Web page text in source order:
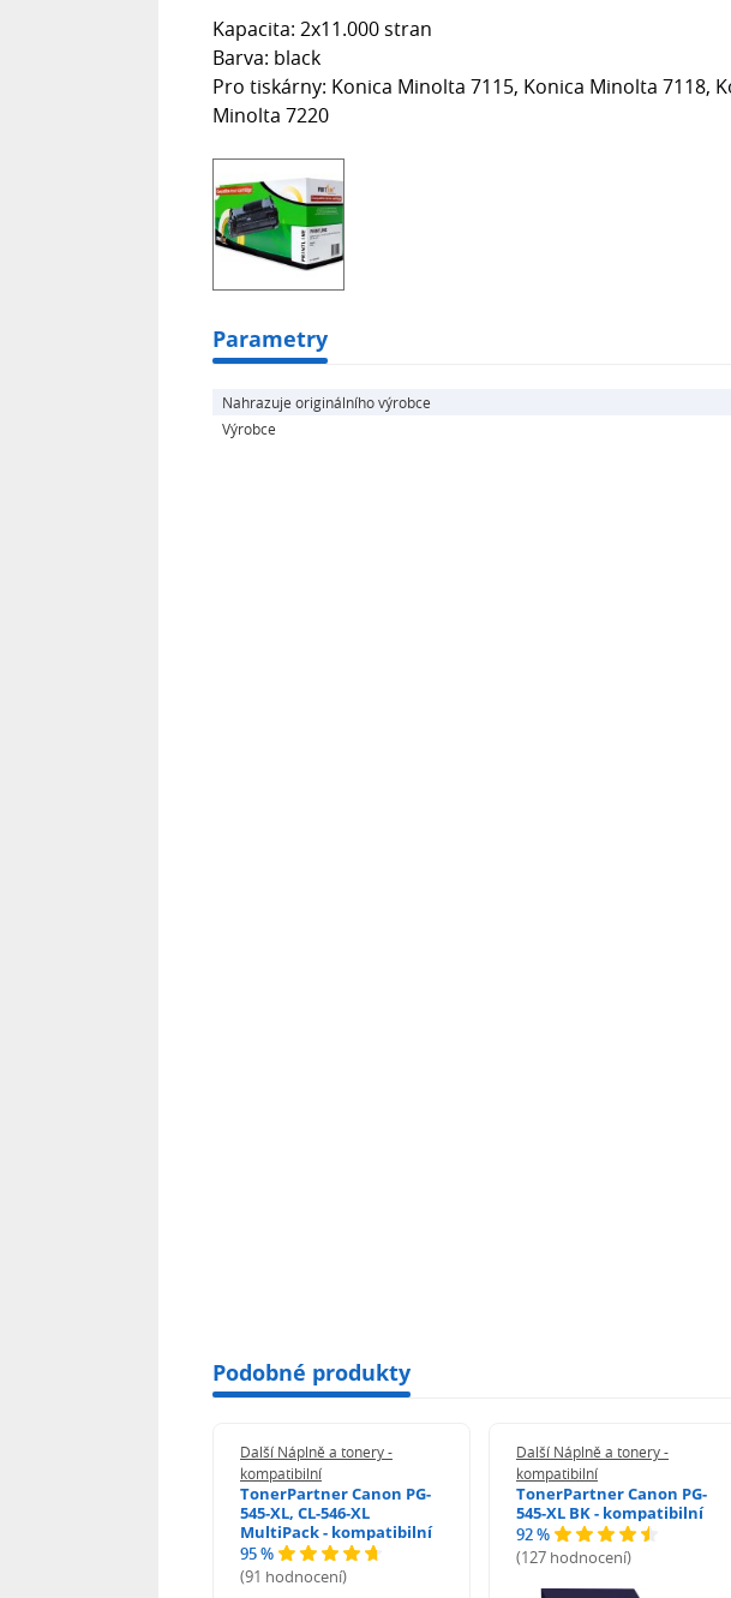
Kapacita: 2x11.000 stran
Barva: black
Pro tiskárny: Konica Minolta 7115, Konica Minolta 7118,
Minolta 7220
Parametry
Nahrazuje originálního výrobce
Výrobce
Podobné produkty
Další Náplně a tonery -
kompatibilní
TonerPartner Canon PG-
545-XL, CL-546-XL
MultiPack - kompatibilní
95 %
(91 hodnocení)
Další Náplně a tonery -
kompatibilní
TonerPartner Canon PG-
545-XL BK - kompatibilní
92 %
(127 hodnocení)